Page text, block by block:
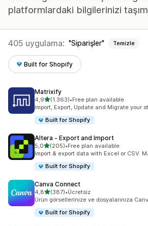
platformlardaki bilgilerinizi
405 uygulama: Siparişler Temizle
Built for Shopify
Matrixify
4,95 yıldız üzerinden
(1.363)
toplam 1363 değerlendirme
•Free plan available
Import, Export, Update and Migrate your
Built for Shopify
Altera ‑ Export and Import
5,05 yıldız üzerinden
(205)
toplam 205 değerlendirme
•Free plan available
Import & export data with Excel or CSV.
Built for Shopify
Canva Connect
4,85 yıldız üzerinden
(387)
toplam 387 değerlendirme
•Ücretsiz
Ürün görsellerinize ve dosyalarınıza
Built for Shopify